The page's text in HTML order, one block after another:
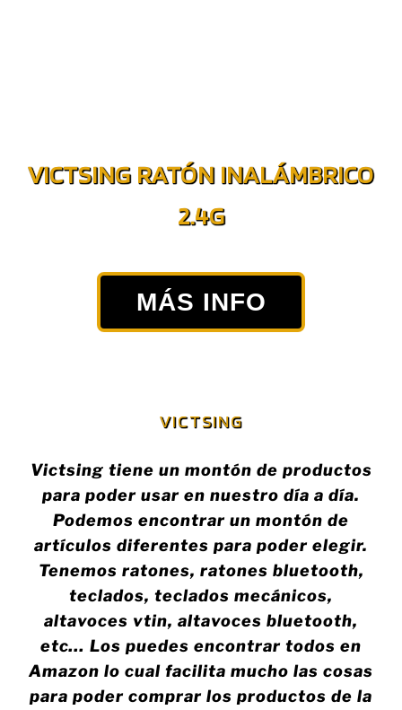
VICTSING RATÓN INALÁMBRICO
2.4G
MÁS INFO
VICTSING
Victsing tiene un montón de productos
para poder usar en nuestro día a día.
Podemos encontrar un montón de
artículos diferentes para poder elegir.
Tenemos ratones, ratones bluetooth,
teclados, teclados mecánicos,
altavoces vtin, altavoces bluetooth,
etc… Los puedes encontrar todos en
Amazon lo cual facilita mucho las cosas
para poder comprar los productos de la